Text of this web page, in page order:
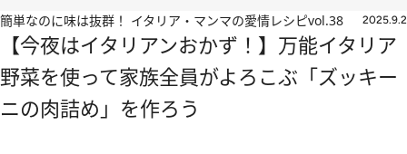
簡単なのに味は抜群！ イタリア・マンマの愛情レシピvol.38 2025.9.2
【今夜はイタリアンおかず！】万能イタリア
野菜を使って家族全員がよろこぶ「ズッキー
ニの肉詰め」を作ろう